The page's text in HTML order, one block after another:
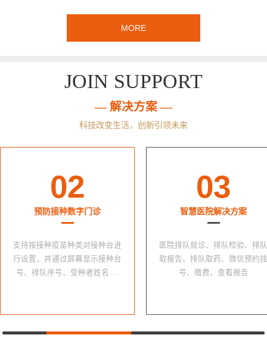
MORE
JOIN SUPPORT
— 解决方案 —
科技改变生活，创新引领未来
02
预防接种数字门诊
支持按接种疫苗种类对接种台进
行设置，并通过屏幕显示接种台
号、排队序号、受种者姓名 …
03
智慧医院解决方案
医院排队就诊、排队检验、排队
取报告、排队取药、微信预约挂
号、缴费、查看报告